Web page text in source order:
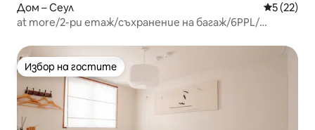
Дом – Сеул Средна
5 (22)
at more/2-ри етаж/съхранение на багаж/6PPL/
Избор на гостите
Избор на гостите